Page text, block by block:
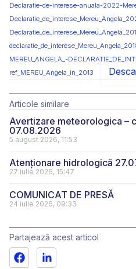
Declaratie-de-interese-anuala-2022-
MEREU_ANGELA_-
ref_MEREU_Angela_in_2013
Articole similare
Avertizare meteorologica –
07.08.2026
5 august 2026, 11:53
Atenționare hidrologică
27 iulie 2026, 15:47
COMUNICAT DE PRESĂ
24 iulie 2026, 09:33
Partajează acest articol